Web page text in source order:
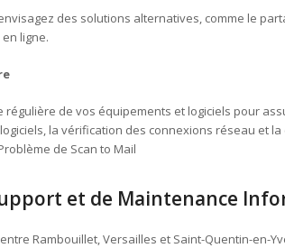
des solutions alternatives, comme le
ligne.
régulière de vos équipements et logiciels pour
la vérification des connexions réseau et
de Scan to Mail
et de Maintenance
Rambouillet, Versailles et Saint-Quentin-en-